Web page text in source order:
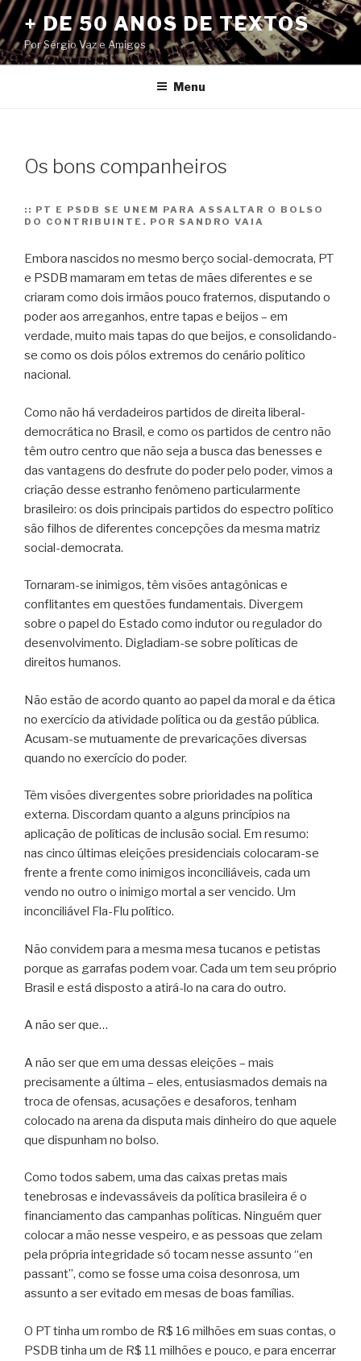
Pular
para
o
conteúdo
+ DE 50 ANOS DE TEXTOS
Por Sérgio Vaz e Amigos
Menu
Os bons companheiros
:: PT E PSDB SE UNEM PARA ASSALTAR O BOLSO
DO CONTRIBUINTE. POR SANDRO VAIA
Embora nascidos no mesmo berço social-democrata, PT
e PSDB mamaram em tetas de mães diferentes e se
criaram como dois irmãos pouco fraternos, disputando o
poder aos arreganhos, entre tapas e beijos – em
verdade, muito mais tapas do que beijos, e consolidando-
se como os dois pólos extremos do cenário político
nacional.
Como não há verdadeiros partidos de direita liberal-
democrática no Brasil, e como os partidos de centro não
têm outro centro que não seja a busca das benesses e
das vantagens do desfrute do poder pelo poder, vimos a
criação desse estranho fenômeno particularmente
brasileiro: os dois principais partidos do espectro político
são filhos de diferentes concepções da mesma matriz
social-democrata.
Tornaram-se inimigos, têm visões antagônicas e
conflitantes em questões fundamentais. Divergem
sobre o papel do Estado como indutor ou regulador do
desenvolvimento. Digladiam-se sobre políticas de
direitos humanos.
Não estão de acordo quanto ao papel da moral e da ética
no exercício da atividade política ou da gestão pública.
Acusam-se mutuamente de prevaricações diversas
quando no exercício do poder.
Têm visões divergentes sobre prioridades na política
externa. Discordam quanto a alguns princípios na
aplicação de políticas de inclusão social. Em resumo:
nas cinco últimas eleições presidenciais colocaram-se
frente a frente como inimigos inconciliáveis, cada um
vendo no outro o inimigo mortal a ser vencido. Um
inconciliável Fla-Flu político.
Não convidem para a mesma mesa tucanos e petistas
porque as garrafas podem voar. Cada um tem seu próprio
Brasil e está disposto a atirá-lo na cara do outro.
A não ser que…
A não ser que em uma dessas eleições – mais
precisamente a última – eles, entusiasmados demais na
troca de ofensas, acusações e desaforos, tenham
colocado na arena da disputa mais dinheiro do que aquele
que dispunham no bolso.
Como todos sabem, uma das caixas pretas mais
tenebrosas e indevassáveis da política brasileira é o
financiamento das campanhas políticas. Ninguém quer
colocar a mão nesse vespeiro, e as pessoas que zelam
pela própria integridade só tocam nesse assunto “en
passant”, como se fosse uma coisa desonrosa, um
assunto a ser evitado em mesas de boas famílias.
O PT tinha um rombo de R$ 16 milhões em suas contas, o
PSDB tinha um de R$ 11 milhões e pouco, e para encerrar